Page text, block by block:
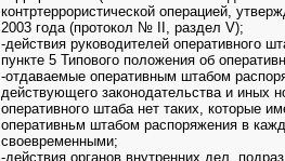
контртеррористической операцией,
2003 года (протокол № II, раздел V);
-действия руководителей оперативного
пункте 5 Типового положения об
-отдаваемые оперативным штабом
действующего законодательства и иных
оперативного штаба нет таких, которые
оперативньм штабом распоряжения в
своевременными;
-действия органов внутренних дел,